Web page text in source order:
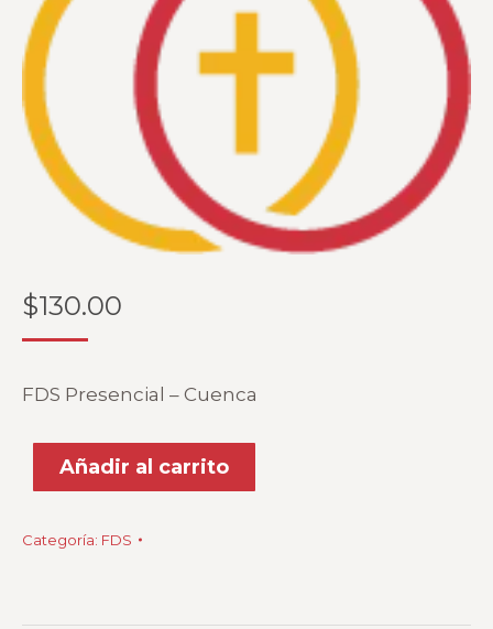
$130.00
FDS Presencial – Cuenca
Añadir al carrito
Categoría: FDS